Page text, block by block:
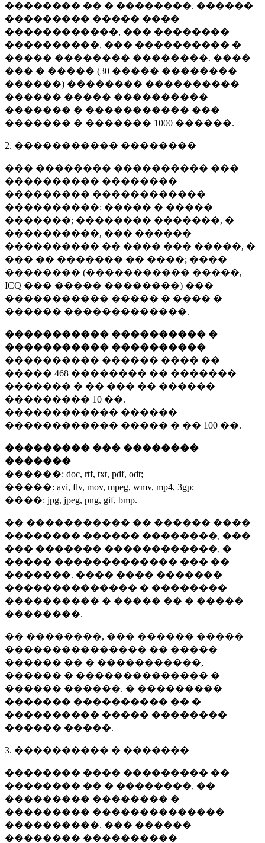
�������� �� � ��������. ������
��������� ����� ����
������������, ��� ��������
����������, ��� ���������� �
����� �������� ��������. ����
��� � ����� (30 ����� ��������
������) �������� ����������
������ ����� ����������
������� � ����������� ���
������� � ������� 1000 ������.
2. ����������� ��������
��� �������� ���������� ���
���������� ��������
��������� ������������
����������: ����� � �����
�������; �������� �������, �
����������, ��� ������
���������� �� ���� ��� �����, �
��� �� ������� �� ����; ����
�������� (����������� �����,
ICQ ��� ����� ��������) ���
����������� ����� � ���� �
������ �������������.
����������� ���������� �
����������� ����������
���������� ������ ���� ��
����� 468 �������� �� �������
������� � �� ��� �� ������
��������� 10 ��.
������������ ������
������������ ����� � �� 100 ��.
��������� ��� ��������
�������
������: doc, rtf, txt, pdf, odt;
�����: avi, flv, mov, mpeg, wmv, mp4, 3gp;
����: jpg, jpeg, png, gif, bmp.
�� ����������� �� ������ ����
�������� ������ ��������, ���
��� ������� ������������, �
����� ������������� ��� ��
�������. ���� ���� �������
�������������� � ��������
���������� � ����� �� � �����
��������.
�� ��������, ��� ������ �����
��������������� �� �����
������ �� � �����������,
������ � �������������� �
������ ������. � ���������
������� ���������� �� �
���������� ����� ��������
������ �����.
3. ���������� � �������
�������� ���� ��������� ��
�������� �� � ��������, ��
��������� �������� �
��������� ��������������
����������. ��� ������
�������� ����������